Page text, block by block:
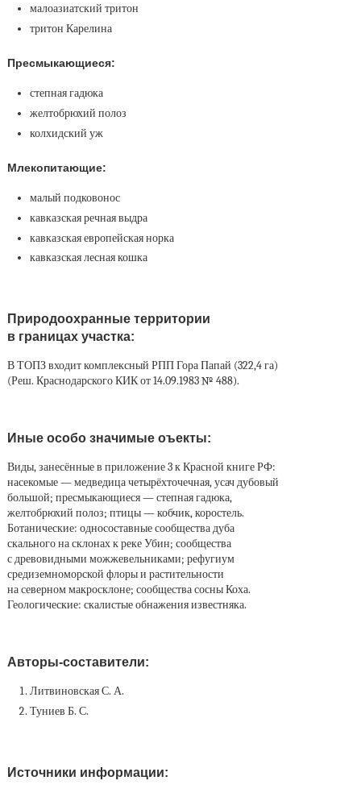
малоазиатский тритон
тритон Карелина
Пресмыкающиеся:
степная гадюка
желтобрюхий полоз
колхидский уж
Млекопитающие:
малый подковонос
кавказская речная выдра
кавказская европейская норка
кавказская лесная кошка
Природоохранные территории
в границах участка:
В ТОПЗ входит комплексный РПП Гора Папай (322,4 га)
(Реш. Краснодарского КИК от 14.09.1983 № 488).
Иные особо значимые оъекты:
Виды, занесённые в приложение 3 к Красной книге РФ:
насекомые — медведица четырёхточечная, усач дубовый
большой; пресмыкающиеся — степная гадюка,
желтобрюхий полоз; птицы — кобчик, коростель.
Ботанические: односоставные сообщества дуба
скального на склонах к реке Убин; сообщества
с древовидными можжевельниками; рефугиум
средиземноморской флоры и растительности
на северном макросклоне; сообщества сосны Коха.
Геологические: скалистые обнажения известняка.
Авторы-составители:
Литвиновская С. А.
Туниев Б. С.
Источники информации: